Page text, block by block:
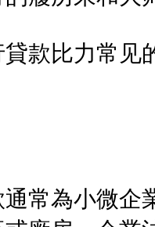
款比力常见
常為小微企